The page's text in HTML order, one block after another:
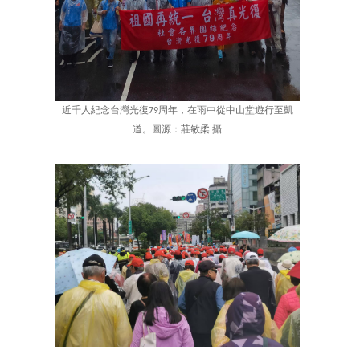
近千人紀念台灣光復79周年，在雨中從中山堂遊行至凱
道。圖源：莊敏柔 攝